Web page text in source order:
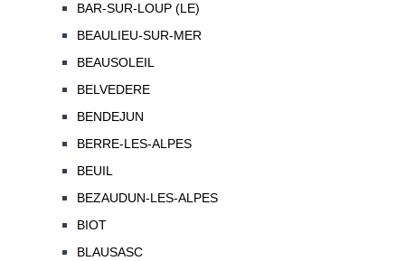
BAR-SUR-LOUP (LE)
BEAULIEU-SUR-MER
BEAUSOLEIL
BELVEDERE
BENDEJUN
BERRE-LES-ALPES
BEUIL
BEZAUDUN-LES-ALPES
BIOT
BLAUSASC